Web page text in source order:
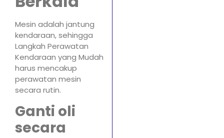
Mesin adalah jantung
kendaraan, sehingga
Langkah Perawatan
Kendaraan yang Mudah
harus mencakup
perawatan mesin
secara rutin.
Ganti oli
secara